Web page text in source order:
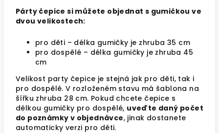
Párty čepice si můžete objednat s gumičkou ve
dvou velikostech:
pro děti – délka gumičky je zhruba 35 cm
pro dospělé – délka gumičky je zhruba 45
cm
Velikost party čepice je stejná jak pro děti, tak i
pro dospělé. V rozloženém stavu má šablona na
šířku zhruba 28 cm. Pokud chcete čepice s
délkou gumičky pro dospělé, uveďte daný počet
do poznámky v objednávce, jinak dostanete
automaticky verzi pro děti.